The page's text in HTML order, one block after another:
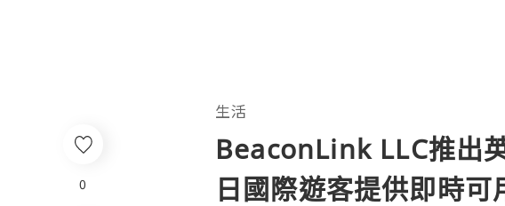
生活
BeaconLink LLC推出
日國際遊客提供即時
0